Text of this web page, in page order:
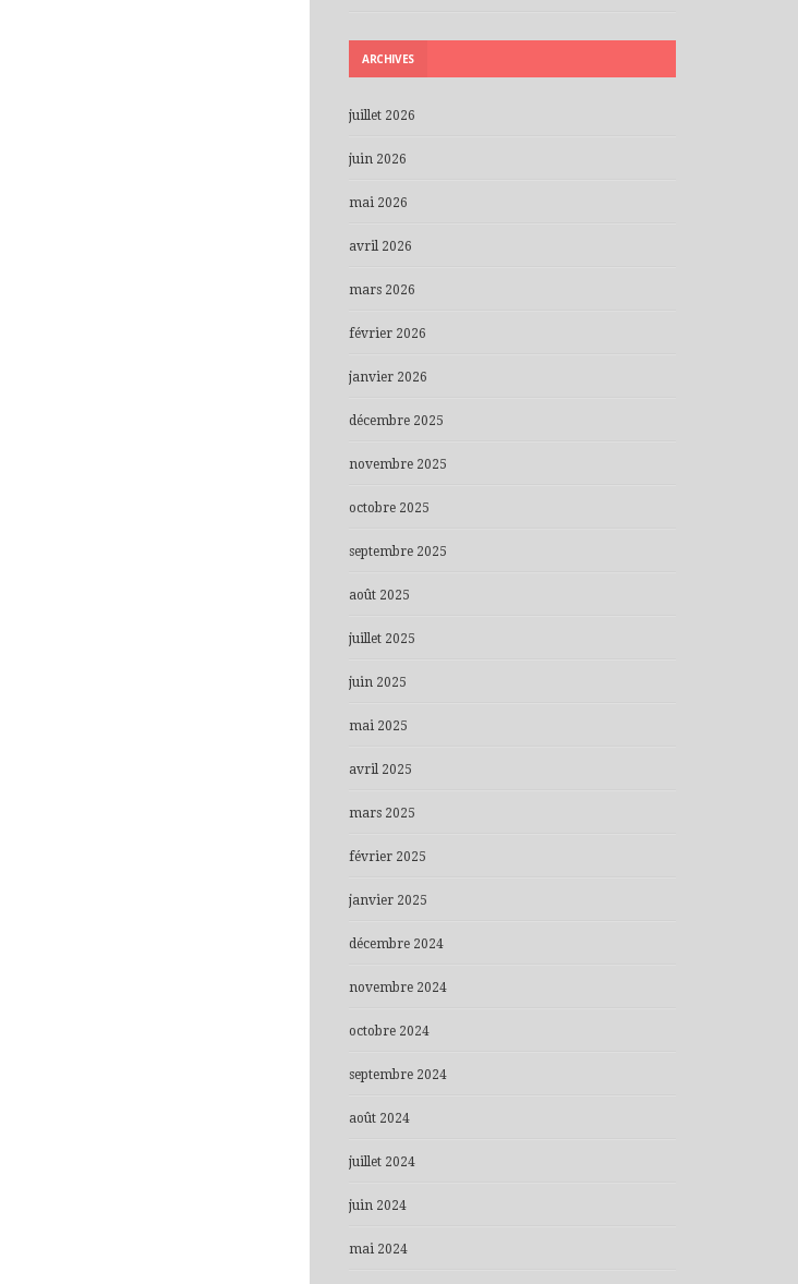
ARCHIVES
juillet 2026
juin 2026
mai 2026
avril 2026
mars 2026
février 2026
janvier 2026
décembre 2025
novembre 2025
octobre 2025
septembre 2025
août 2025
juillet 2025
juin 2025
mai 2025
avril 2025
mars 2025
février 2025
janvier 2025
décembre 2024
novembre 2024
octobre 2024
septembre 2024
août 2024
juillet 2024
juin 2024
mai 2024